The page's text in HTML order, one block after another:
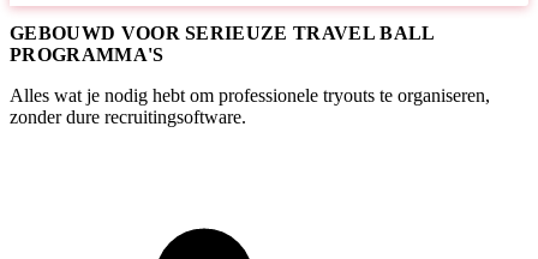
GEBOUWD VOOR SERIEUZE TRAVEL BALL
PROGRAMMA'S
Alles wat je nodig hebt om professionele tryouts te organiseren,
zonder dure recruitingsoftware.